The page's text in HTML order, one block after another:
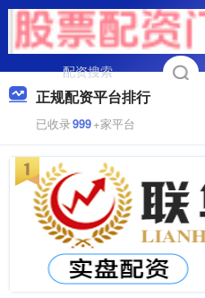
正规配资平台排行
已收录999+家平台